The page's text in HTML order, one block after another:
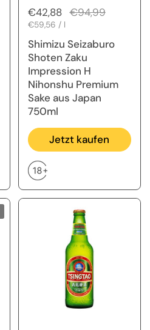
Regulärer Preis
€42,88 Sale-Preis
€94,99
Stückpreis
€59,56 / l
Shimizu Seizaburo
Shoten Zaku
Impression H
Nihonshu Premium
Sake aus Japan
750ml
Jetzt kaufen